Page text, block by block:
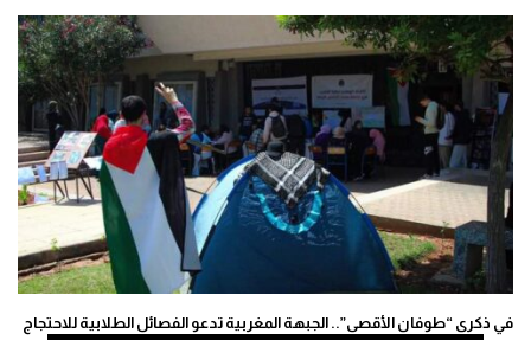
في ذكرى “طوفان الأقصى”.. الجبهة المغربية تدعو الفصائل الطلابية للاحتجاج